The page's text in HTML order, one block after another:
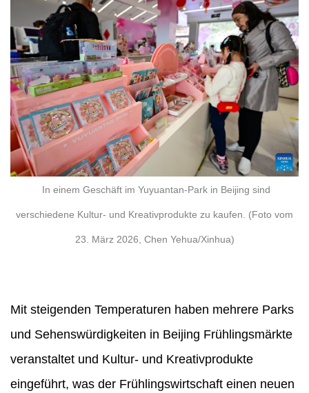
In einem Geschäft im Yuyuantan-Park in Beijing sind
verschiedene Kultur- und Kreativprodukte zu kaufen. (Foto vom
23. März 2026, Chen Yehua/Xinhua)
Mit steigenden Temperaturen haben mehrere Parks
und Sehenswürdigkeiten in Beijing Frühlingsmärkte
veranstaltet und Kultur- und Kreativprodukte
eingeführt, was der Frühlingswirtschaft einen neuen